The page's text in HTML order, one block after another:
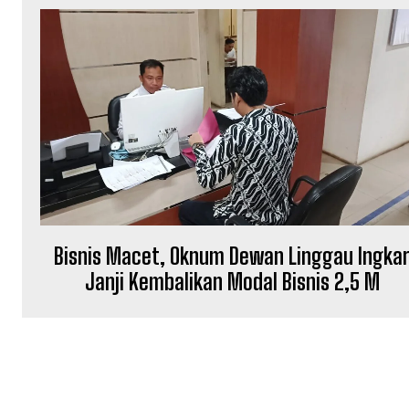
Bisnis Macet, Oknum Dewan Linggau
Janji Kembalikan Modal Bisnis 2,5 M